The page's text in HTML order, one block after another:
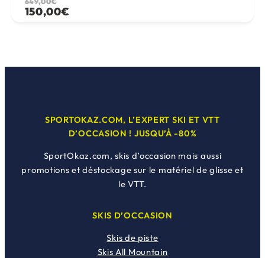
Le
prix
649,00€.
150,00€
Le
prix
150,00€.
SPORTOKAZ.COM, L’EXPERT SKI ET VTT
D’OCCASION ! JUSQU’À -80%
SportOkaz.com, skis d’occasion mais aussi
promotions et déstockage sur le matériel de glisse et
le VTT.
SKIS D’OCCASION
Skis de piste
Skis All Mountain